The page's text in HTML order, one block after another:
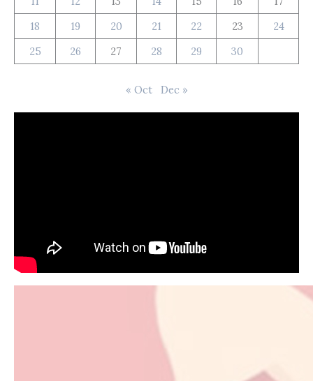
18
19 20 21 22 23
24
25
26 27 28 29 30
« Oct Dec »